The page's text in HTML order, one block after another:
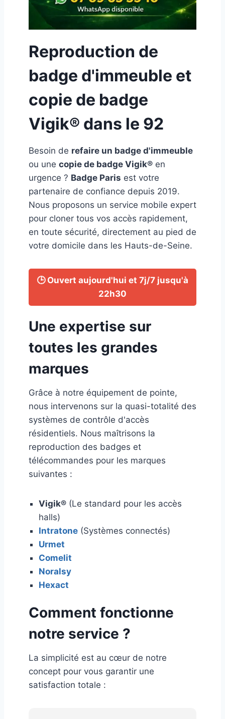
Reproduction de
badge d'immeuble et
copie de badge
Vigik®️ dans le 92
Besoin de refaire un badge d'immeuble
ou une copie de badge Vigik®️ en
urgence ? Badge Paris est votre
partenaire de confiance depuis 2019.
Nous proposons un service mobile expert
pour cloner tous vos accès rapidement,
en toute sécurité, directement au pied de
votre domicile dans les Hauts-de-Seine.
🕒 Ouvert aujourd'hui et 7j/7 jusqu'à
22h30
Une expertise sur
toutes les grandes
marques
Grâce à notre équipement de pointe,
nous intervenons sur la quasi-totalité des
systèmes de contrôle d'accès
résidentiels. Nous maîtrisons la
reproduction des badges et
télécommandes pour les marques
suivantes :
Vigik®️ (Le standard pour les accès
halls)
Intratone (Systèmes connectés)
Urmet
Comelit
Noralsy
Hexact
Comment fonctionne
notre service ?
La simplicité est au cœur de notre
concept pour vous garantir une
satisfaction totale :